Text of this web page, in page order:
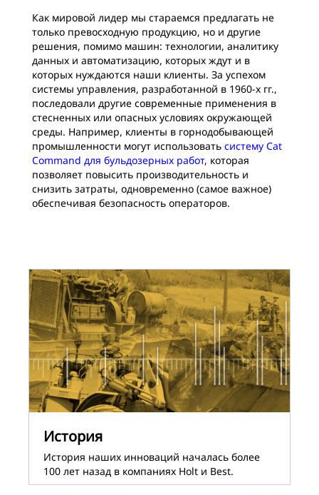
Как мировой лидер мы стараемся предлагать не
только превосходную продукцию, но и другие
решения, помимо машин: технологии, аналитику
данных и автоматизацию, которых ждут и в
которых нуждаются наши клиенты. За успехом
системы управления, разработанной в 1960-х гг.,
последовали другие современные применения в
стесненных или опасных условиях окружающей
среды. Например, клиенты в горнодобывающей
промышленности могут использовать систему Cat
Command для бульдозерных работ, которая
позволяет повысить производительность и
снизить затраты, одновременно (самое важное)
обеспечивая безопасность операторов.
История
История наших инноваций началась более
100 лет назад в компаниях Holt и Best.